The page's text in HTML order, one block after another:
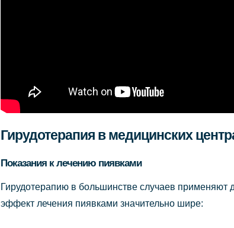
Гирудотерапия в медицинских
Показания к лечению пиявками
Гирудотерапию в большинстве случаев применяют
эффект лечения пиявками значительно шире: